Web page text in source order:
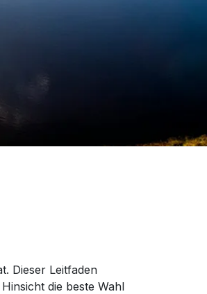
Dieser Leitfaden
die beste Wahl